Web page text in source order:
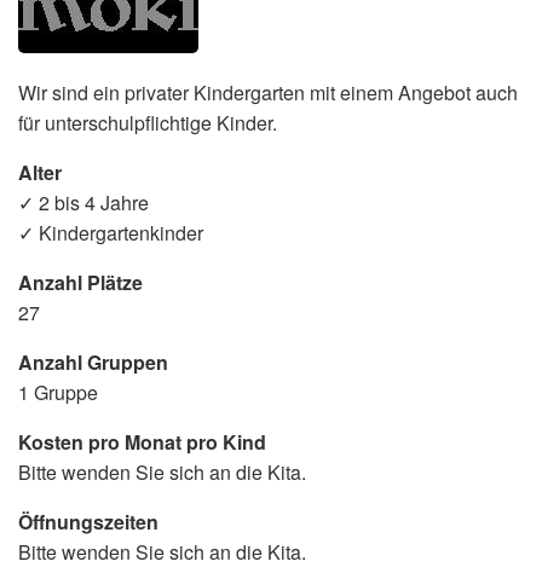
Wir sind ein privater Kindergarten mit einem Angebot auch
für unterschulpflichtige Kinder.
Alter
✓ 2 bis 4 Jahre
✓ Kindergartenkinder
Anzahl Plätze
27
Anzahl Gruppen
1 Gruppe
Kosten pro Monat pro Kind
Bitte wenden Sie sich an die Kita.
Öffnungszeiten
Bitte wenden Sie sich an die Kita.